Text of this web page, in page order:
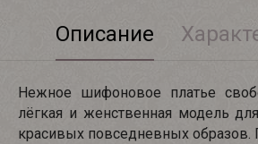
Описание
Нежное шифоновое платье
лёгкая и женственная модель
красивых повседневных образов.